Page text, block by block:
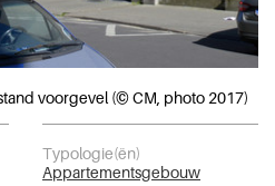
voorgevel (© CM, photo 2017)
Typologie(ën)
Appartementsgebouw